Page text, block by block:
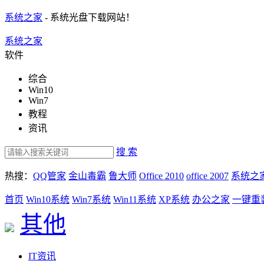
系统之家 - 系统光盘下载网站！
系统之家
软件
综合
Win10
Win7
教程
资讯
搜 索
热搜： QQ管家 金山毒霸 鲁大师 Office 2010 office 2007 系统之
首页 Win10系统 Win7系统 Win11系统 XP系统 办公之家 一键重
其他
IT资讯